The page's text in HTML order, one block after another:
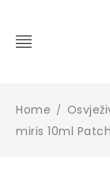
Home /
miris 10ml